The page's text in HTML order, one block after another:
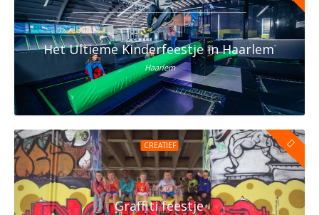
Het Ultieme Kinderfeestje in Haarlem? Vier
Haarlem
CREATIEF
Graffiti feestje